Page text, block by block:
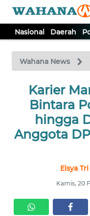
Nasional Daerah
Wahana News
Karier
Bintara
hingga
Anggota
Elsya
Kamis, 20
TV
Tutup
NASIONAL
DAERAH
POLHUKAM
EKUIN